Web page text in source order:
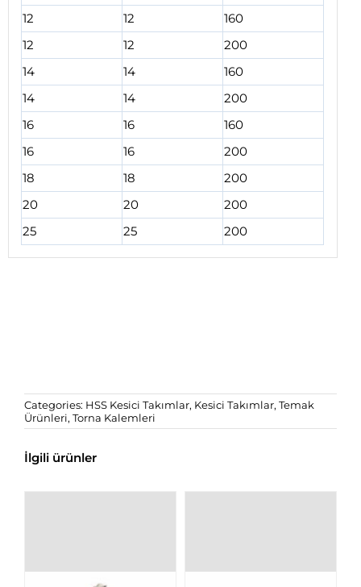
12
12
160
12
12
200
14
14
160
14
14
200
16
16
160
16
16
200
18
18
200
20
20
200
25
25 200
Categories: HSS Kesici Takımlar, Kesici Takımlar, Temak
Ürünleri, Torna Kalemleri
İlgili ürünler